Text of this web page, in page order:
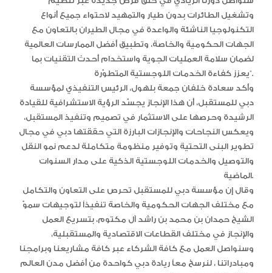
وتشغيل الطائرات بدون طيار والتمهيد لاحتواء جميع أنواع
التكنولوجيا الناشئة والواعدة في مجال الطيران بالتعاون مع
الجهات الحكومية والخاصة، وتطبيق أفضل الممارسات العالمية
لضمان سلامة العمليات الجوية واستخدام أحدث التقنيات بما
يعزز كفاءة الخدمات اللوجستية المتطوّرة”.
وأكد سعادة خلفان جمعة بلهول، الرئيس التنفيذي لمؤسسة
دبي للمستقبل، أن هذا الإنجاز يجسّد الرؤية الاستشرافية للقيادة
الرشيدة وحرصها على الاستثمار في تصميم وتنفيذ المستقبل،
ويعكس النجاحات والإنجازات البارزة التي حققتها دبي في مجال
تطوير البنى التحتية وتوفير منظومة متكاملة لدعم نمو النقل
والتوصيل والخدمات اللوجستية الذكية على مدار السنوات
الماضية.
وقال إن مؤسسة دبي للمستقبل تحرص على التعاون والتكامل
مع مختلف الجهات الحكومية والخاصة تنفيذاً لتوجيهات سموّ
الشيخ حمدان بن محمد بن راشد آل مكتوم، بتسريع العمل
والإنجاز في مختلف القطاعات الاقتصادية والمستقبلية،
وسنواصل العمل مع كافة الشركاء عبر كافة مشاريعنا وبرامجنا
ومبادراتنا ، لنرسخ معاً ريادة دبي كواحدة من أفضل مدن العالم